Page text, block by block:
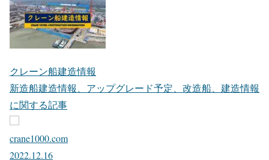
自航式5,000トン吊りクレーン船 完成イメージ
クレーン船建造情報